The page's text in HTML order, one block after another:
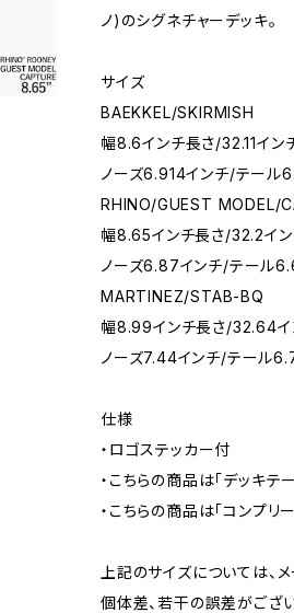
ノ)のシグネチャーデッキ。
サイズ
BAEKKEL/SKIRMISH
幅8.6インチ長さ/32.11イ
ノーズ6.914インチ/テール
RHINO/GUEST MODEL/
幅8.65インチ長さ/32.2イ
ノーズ6.87インチ/テール
MARTINEZ/STAB-BQ
幅8.99インチ長さ/32.64イ
ノーズ7.44インチ/テール
仕様
・ロゴステッカー付
・こちらの商品は「デッキテ
・こちらの商品は「コンプリ
上記のサイズについては、
個体差、若干の誤差がござい